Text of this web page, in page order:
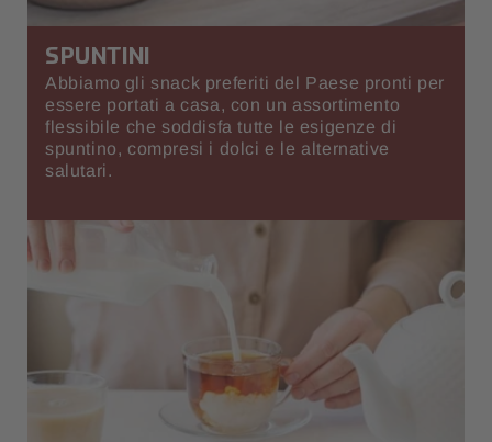
SPUNTINI
Abbiamo gli snack preferiti del Paese pronti per
essere portati a casa, con un assortimento
flessibile che soddisfa tutte le esigenze di
spuntino, compresi i dolci e le alternative
salutari.